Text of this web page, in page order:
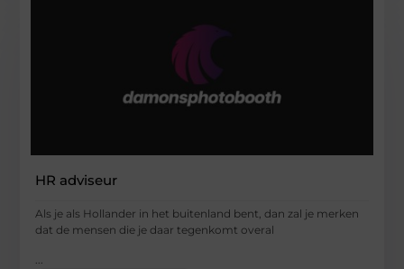
HR adviseur
Als je als Hollander in het buitenland bent, dan zal je merken
dat de mensen die je daar tegenkomt overal